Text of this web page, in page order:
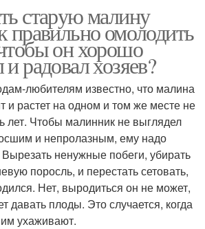
старую малину
правильно омолодить
он хорошо
радовал хозяев?
любителям известно, что малина
и растет на одном и том же месте не
лет. Чтобы малинник не выглядел
и непролазным, ему надо
ненужные побеги, убирать
поросль, и перестать сетовать,
Нет, выродиться он не может,
давать плоды. Это случается, когда
ухаживают.